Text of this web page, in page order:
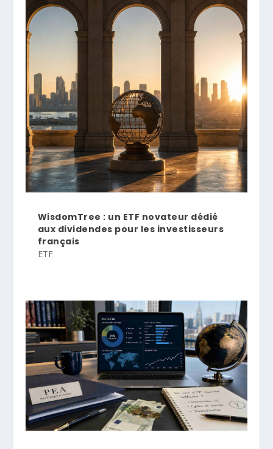
WisdomTree : un ETF novateur dédié
aux dividendes pour les investisseurs
français
ETF